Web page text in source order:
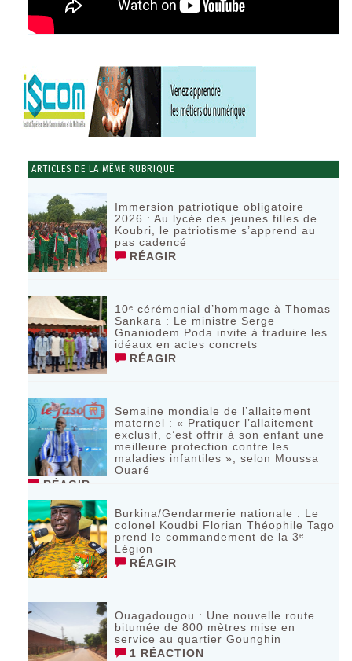
ARTICLES DE LA MÊME RUBRIQUE
Immersion patriotique obligatoire
2026 : Au lycée des jeunes filles de
Koubri, le patriotisme s’apprend au
pas cadencé
RÉAGIR
10ᵉ cérémonial d’hommage à Thomas
Sankara : Le ministre Serge
Gnaniodem Poda invite à traduire les
idéaux en actes concrets
RÉAGIR
Semaine mondiale de l’allaitement
maternel : « Pratiquer l’allaitement
exclusif, c’est offrir à son enfant une
meilleure protection contre les
maladies infantiles », selon Moussa
Ouaré
RÉAGIR
Burkina/Gendarmerie nationale : Le
colonel Koudbi Florian Théophile Tago
prend le commandement de la 3ᵉ
Légion
RÉAGIR
Ouagadougou : Une nouvelle route
bitumée de 800 mètres mise en
service au quartier Gounghin
1 RÉACTION